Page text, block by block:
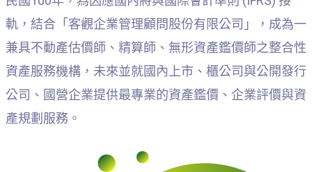
軌，結合「客觀企業管理顧問股份有限公司」，成為一
兼具不動產估價師、精算師、無形資產鑑價師之整合性
資產服務機構，未來並就國內上市、櫃公司與公開發行
公司、國營企業提供最專業的資產鑑價、企業評價與資
產規劃服務。